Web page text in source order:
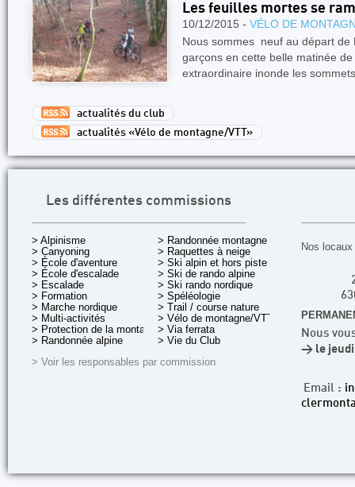
Les feuilles mortes se
10/12/2015 - VÉLO DE
Nous sommes neuf au départ de
garçons en cette belle matinée
extraordinaire inonde les
actualités du club
actualités «Vélo de montagne/VTT»
Les différentes commissions
> Alpinisme
> Canyoning
> École d'aventure
> École d'escalade
> Escalade
> Formation
> Marche nordique
> Multi-activités
> Protection de la montagne
> Randonnée alpine
> Randonnée montagne
> Raquettes à neige
> Ski alpin et hors piste
> Ski de rando alpine
> Ski rando nordique
> Spéléologie
> Trail / course nature
> Vélo de montagne/VTT
> Via ferrata
> Vie du Club
> Voir les responsables par commission
Nos
Nous
> le jeudi
Email :